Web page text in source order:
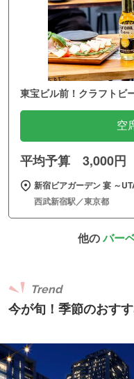
東宝ビル前！クラフトビ
空
平均予算 3,000円
新宿ビアガーデン 宴 ～
西武新宿駅／東京都
他のバー
今が旬！季節のおす
Trend